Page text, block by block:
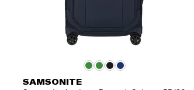
SAMSONITE